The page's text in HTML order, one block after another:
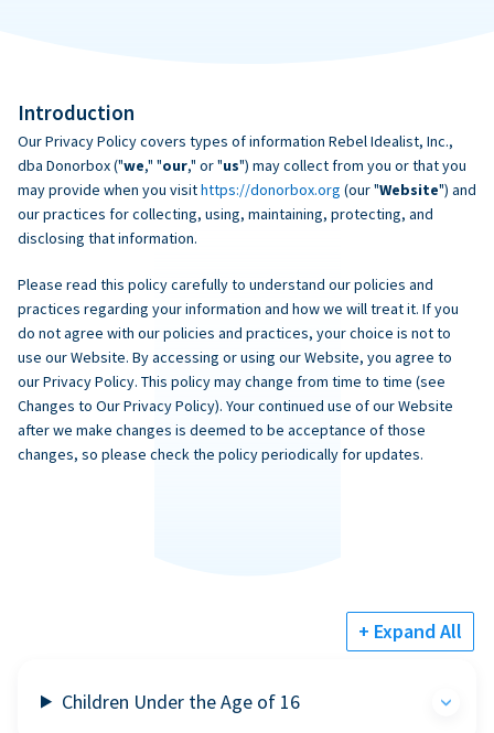
Introduction
Our Privacy Policy covers types of information Rebel Idealist, Inc.,
dba Donorbox ("we," "our," or "us") may collect from you or that you
may provide when you visithttps://donorbox.org (our "Website") and
our practices for collecting, using, maintaining, protecting, and
disclosing that information.
Please read this policy carefully to understand our policies and
practices regarding your information and how we will treat it. If you
do not agree with our policies and practices, your choice is not to
use our Website. By accessing or using our Website, you agree to
our Privacy Policy. This policy may change from time to time (see
Changes to Our Privacy Policy). Your continued use of our Website
after we make changes is deemed to be acceptance of those
changes, so please check the policy periodically for updates.
+ Expand All
Children Under the Age of 16